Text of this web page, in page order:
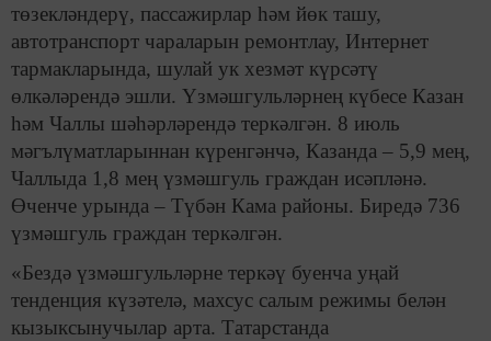
төзекләндерү, пассажирлар һәм йөк ташу,
автотранспорт чараларын ремонтлау, Интернет
тармакларында, шулай ук хезмәт күрсәтү
өлкәләрендә эшли. Үзмәшгульләрнең күбесе Казан
һәм Чаллы шәһәрләрендә теркәлгән. 8 июль
мәгълүматларыннан күренгәнчә, Казанда – 5,9 мең,
Чаллыда 1,8 мең үзмәшгуль граждан исәпләнә.
Өченче урында – Түбән Кама районы. Биредә 736
үзмәшгуль граждан теркәлгән.
«Бездә үзмәшгульләрне теркәү буенча уңай
тенденция күзәтелә, махсус салым режимы белән
кызыксынучылар арта. Татарстанда